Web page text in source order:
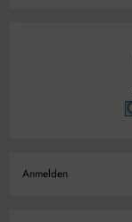
Anmelden